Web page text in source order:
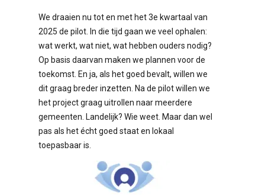
We draaien nu tot en met het 3e kwartaal van
2025 de pilot. In die tijd gaan we veel ophalen:
wat werkt, wat niet, wat hebben ouders nodig?
Op basis daarvan maken we plannen voor de
toekomst. En ja, als het goed bevalt, willen we
dit graag breder inzetten. Na de pilot willen we
het project graag uitrollen naar meerdere
gemeenten. Landelijk? Wie weet. Maar dan wel
pas als het écht goed staat en lokaal
toepasbaar is.